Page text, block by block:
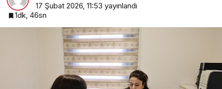
17 Şubat 2026, 11:53 yayınlandı
1dk, 46sn